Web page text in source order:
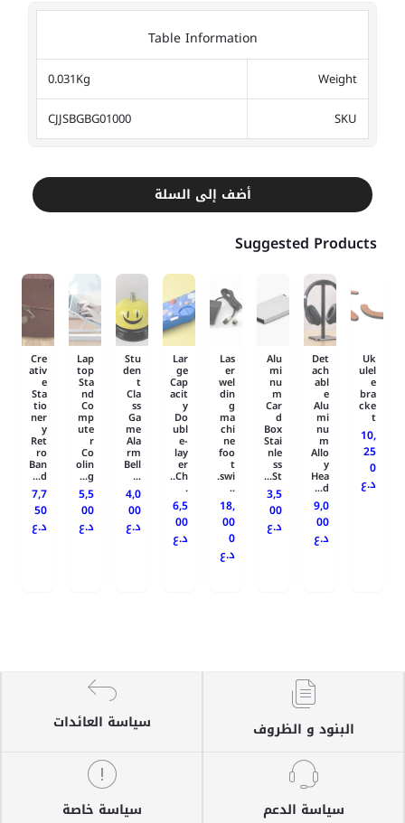
Table Information
Weight
0.031Kg
SKU
CJJSBGBG01000
أضف إلى السلة
Suggested Products
Uk
ulel
e
bra
cke
t
10,
25
0
د.ع
Det
ach
abl
e
Alu
mi
nu
m
Allo
y
Hea
d...
9,0
00
د.ع
Alu
mi
nu
m
Car
d
Box
Stai
nle
ss
St...
3,5
00
د.ع
Las
er
wel
din
g
ma
chi
ne
foo
t
swi.
..
18,
00
0
د.ع
Lar
ge
Cap
acit
y
Do
ubl
e-
lay
er
Ch..
.
6,5
00
د.ع
Stu
den
t
Cla
ss
Ga
me
Ala
rm
Bell
...
4,0
00
د.ع
Lap
top
Sta
nd
Co
mp
ute
r
Co
olin
g...
5,5
00
د.ع
Cre
ativ
e
Sta
tio
ner
y
Ret
ro
Ban
d...
7,7
50
د.ع
البنود و الظروف سياسة العائدات
سياسة الدعم سياسة خاصة